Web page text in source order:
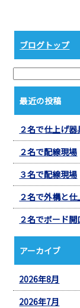
k
ブログトップ
最近の投稿
２名で仕上げ
２名で配線現場
３名で配線現場
２名で外構と
２名でボード開
アーカイブ
2026年8月
2026年7月